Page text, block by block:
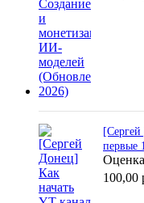
[Сергей
первые
Оценка
100,00